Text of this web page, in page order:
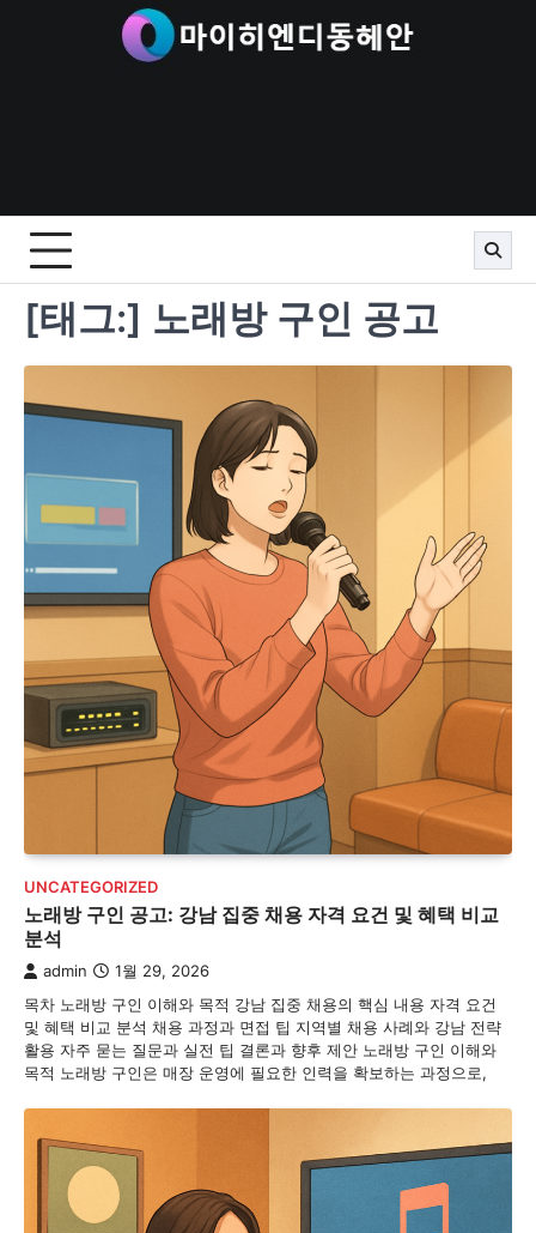
[태그:] 노래방 구인 공고
UNCATEGORIZED
노래방 구인 공고: 강남 집중 채용 자격 요건 및 혜택 비교
분석
admin 1월 29, 2026
목차 노래방 구인 이해와 목적 강남 집중 채용의 핵심 내용 자격 요건
및 혜택 비교 분석 채용 과정과 면접 팁 지역별 채용 사례와 강남 전략
활용 자주 묻는 질문과 실전 팁 결론과 향후 제안 노래방 구인 이해와
목적 노래방 구인은 매장 운영에 필요한 인력을 확보하는 과정으로,